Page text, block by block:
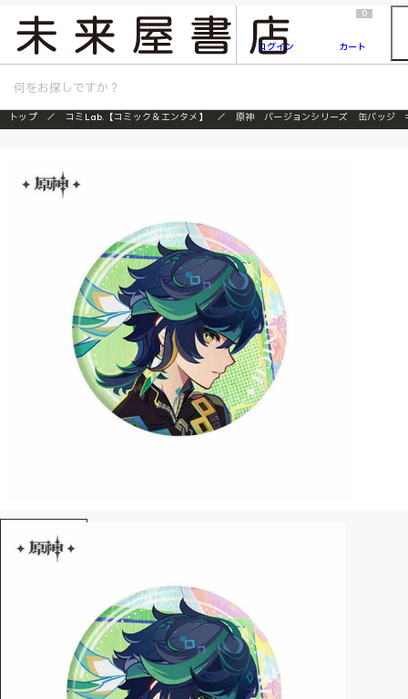
『ONE PIECE magazine 021 ONE PIECEカード付き同梱版』発売延期のご案内
ログイン
0
カート
トップ コミLab.【コミック＆エンタメ】 原神 バージョンシリーズ 缶バッジ